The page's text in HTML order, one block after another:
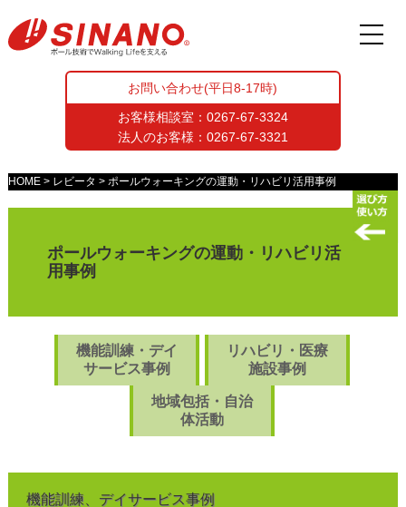
お問い合わせ(平日8-17時)
お客様相談室： 0267-67-3324
法人のお客様： 0267-67-3321
HOME レビータ ポールウォーキングの運動・リハビリ活用事例
ポールウォーキングの運動・リハビリ活
用事例
機能訓練・デイ
サービス事例
リハビリ・医療
施設事例
地域包括・自治
体活動
機能訓練、デイサービス事例